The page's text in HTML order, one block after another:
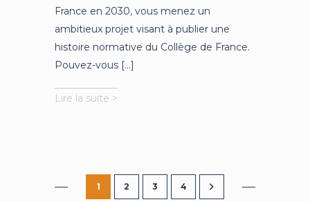
France en 2030, vous menez un
ambitieux projet visant à publier une
histoire normative du Collège de France.
Pouvez-vous [...]
Lire la suite >
un
fil
1 2 3 4